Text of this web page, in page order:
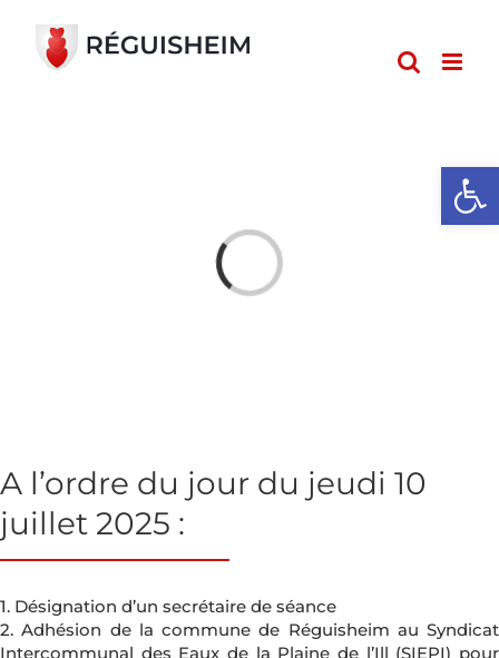
Loading...
A l’ordre du jour du jeudi 10
juillet 2025 :
1. Désignation d’un secrétaire de séance
2. Adhésion de la commune de Réguisheim au Syndicat
Intercommunal des Eaux de la Plaine de l’Ill (SIEPI) pour
Ouvrir